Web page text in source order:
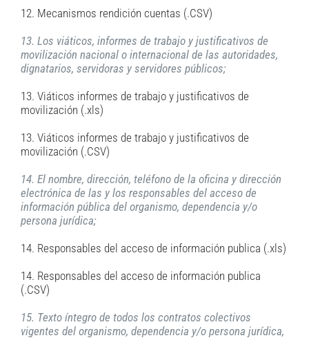
12. Mecanismos rendición cuentas (.CSV)
13. Los viáticos, informes de trabajo y justificativos de
movilización nacional o internacional de las autoridades,
dignatarios, servidoras y servidores públicos;
13. Viáticos informes de trabajo y justificativos de
movilización (.xls)
13. Viáticos informes de trabajo y justificativos de
movilización (.CSV)
14. El nombre, dirección, teléfono de la oficina y dirección
electrónica de las y los responsables del acceso de
información pública del organismo, dependencia y/o
persona jurídica;
14. Responsables del acceso de información publica (.xls)
14. Responsables del acceso de información publica
(.CSV)
15. Texto íntegro de todos los contratos colectivos
vigentes del organismo, dependencia y/o persona jurídica,